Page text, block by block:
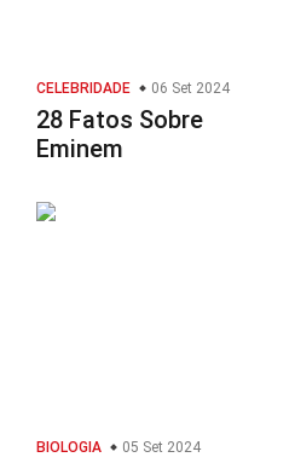
CELEBRIDADE 06 Set 2024
28 Fatos Sobre
Eminem
BIOLOGIA 05 Set 2024